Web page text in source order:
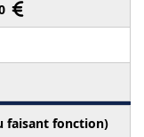
faisant fonction)